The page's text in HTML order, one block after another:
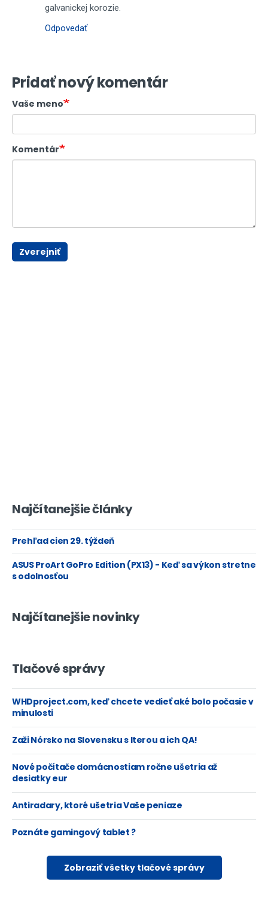
galvanickej korozie.
Odpovedať
Pridať nový komentár
Vaše meno
Komentár
Zverejniť
Najčítanejšie články
Prehľad cien 29. týždeň
ASUS ProArt GoPro Edition (PX13) - Keď sa výkon stretne
s odolnosťou
Najčítanejšie novinky
Tlačové správy
WHDproject.com, keď chcete vedieť aké bolo počasie v
minulosti
Zaži Nórsko na Slovensku s Iterou a ich QA!
Nové počítače domácnostiam ročne ušetria až
desiatky eur
Antiradary, ktoré ušetria Vaše peniaze
Poznáte gamingový tablet ?
Zobraziť všetky tlačové správy